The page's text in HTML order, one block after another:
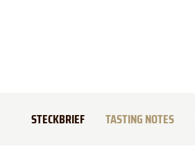
STECKBRIEF TASTING NOTES